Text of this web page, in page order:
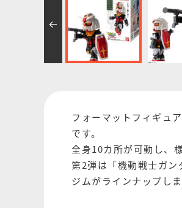
フォーマットフィギュ
です。
全身10カ所が可動し、
第2弾は「機動戦士ガ
ジムがラインナップしま